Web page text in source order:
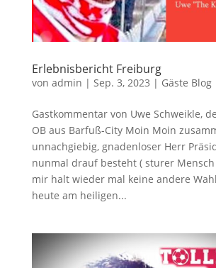
Erlebnisbericht Freiburg
von admin | Sep. 3, 2023 | Gäste Blog
Gastkommentar von Uwe Schweikle,
OB aus Barfuß-City Moin Moin
unnachgiebig, gnadenloser Herr
nunmal drauf besteht ( sturer
mir halt wieder mal keine andere
heute am heiligen...